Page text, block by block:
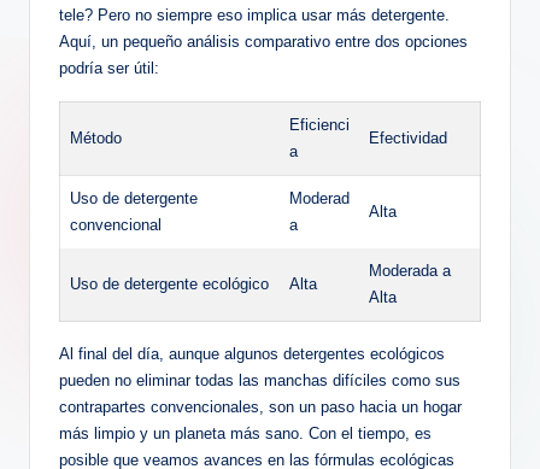
tele? Pero no siempre eso implica usar más detergente.
Aquí, un pequeño análisis comparativo entre dos opciones
podría ser útil:
Método
Eficienci
a
Efectividad
Uso de detergente
convencional
Moderad
a
Alta
Uso de detergente ecológico Alta
Moderada a
Alta
Al final del día, aunque algunos detergentes ecológicos
pueden no eliminar todas las manchas difíciles como sus
contrapartes convencionales, son un paso hacia un hogar
más limpio y un planeta más sano. Con el tiempo, es
posible que veamos avances en las fórmulas ecológicas